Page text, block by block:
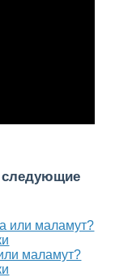
следующие
маламут?